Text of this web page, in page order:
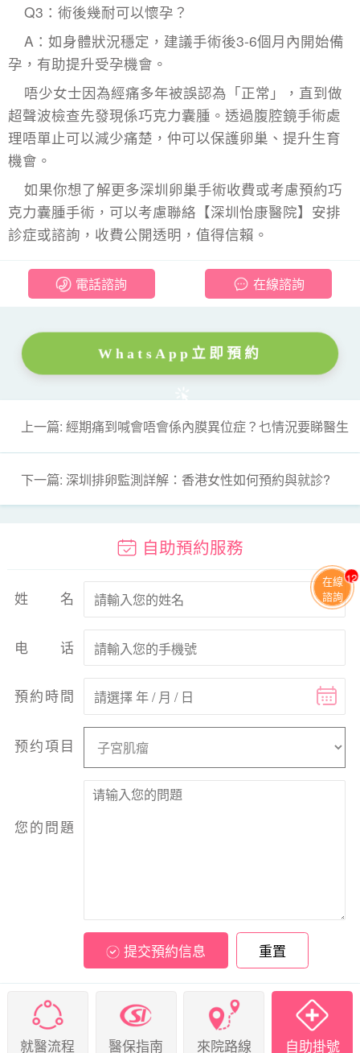
Q3：術後幾耐可以懷孕？
A：如身體狀況穩定，建議手術後3-6個月內開始備
孕，有助提升受孕機會。
唔少女士因為經痛多年被誤認為「正常」，直到做
超聲波檢查先發現係巧克力囊腫。透過腹腔鏡手術處
理唔單止可以減少痛楚，仲可以保護卵巢、提升生育
機會。
如果你想了解更多深圳卵巢手術收費或考慮預約巧
克力囊腫手術，可以考慮聯絡【深圳怡康醫院】安排
診症或諮詢，收費公開透明，值得信賴。
電話諮詢 在線諮詢
WhatsApp立即預約
上一篇: 經期痛到喊會唔會係內膜異位症？乜情況要睇醫生
下一篇: 深圳排卵監測詳解：香港女性如何預約與就診?
自助預約服務
姓名
电话
預約時間
预约項目
您的問題
提交預約信息 重置
就醫流程 醫保指南 來院路線 自助掛號
在線
諮詢
11